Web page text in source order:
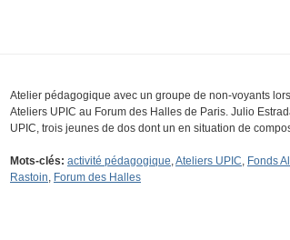
Atelier pédagogique avec un groupe de non-voyants
Ateliers UPIC au Forum des Halles de Paris. Julio
UPIC, trois jeunes de dos dont un en situation de
Mots-clés: activité pédagogique,Ateliers UPIC, Fonds
Rastoin, Forum des Halles